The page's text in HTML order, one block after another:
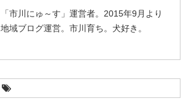
「市川にゅ～す」運営者。2015年9月より
地域ブログ運営。市川育ち。犬好き。